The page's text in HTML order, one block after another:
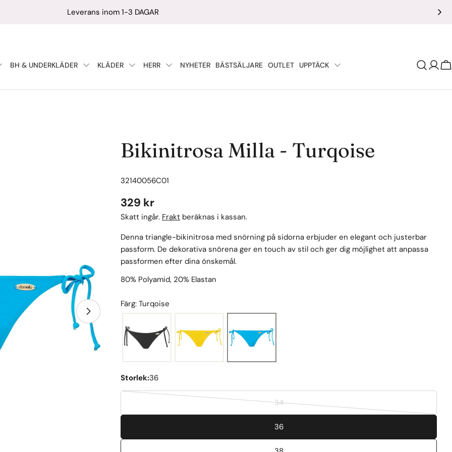
Leverans inom 1-3 DAGAR
BH & UNDERKLÄDER KLÄDER HERR NYHETER BÄSTSÄLJARE OUTLET UPPTÄCK
Öppna media 1 i modal
Bikinitrosa Milla - Turqoise
SKU:
32140056C01
Vanligt
pris
329 kr
Skatt ingår. Frakt beräknas i kassan.
Denna triangle-bikinitrosa med snörning på sidorna erbjuder en elegant och justerbar
passform. De dekorativa snörena ger en touch av stil och ger dig möjlighet att anpassa
passformen efter dina önskemål.
80% Polyamid, 20% Elastan
Färg: Turqoise
Storlek:36
34
Variant
eller
36